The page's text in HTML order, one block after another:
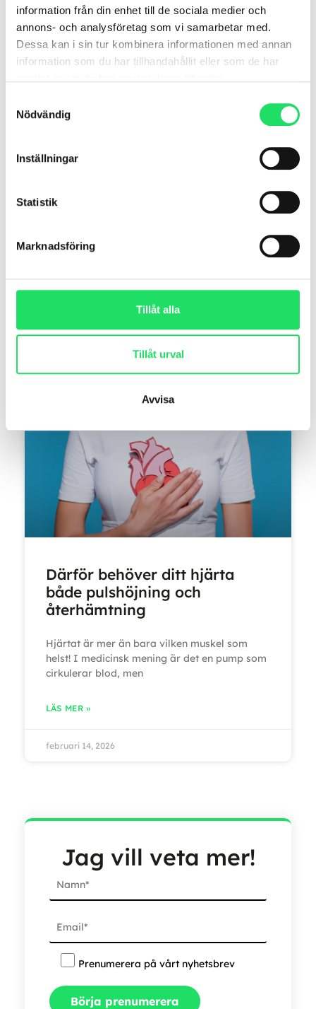
information från din enhet till de sociala medier och
annons- och analysföretag som vi samarbetar med.
Dessa kan i sin tur kombinera informationen med annan
information som du har tillhandahållit eller som de har
Nödvändig
Inställningar
Statistik
Marknadsföring
Tillåt alla
Tillåt urval
Avvisa
tvärtompauser: Så får du mer
energi på jobbet
Återhämtning är en fysiologisk process som
att återgå från belastning till ett balanserat
tillstånd.
Därför behöver ditt hjärta
både pulshöjning och
återhämtning
Hjärtat är mer än bara vilken muskel som
helst! I medicinsk mening är det en pump som
cirkulerar blod, men
LÄS MER »
februari 14, 2026
Jag vill veta mer!
Prenumerera på vårt nyhetsbrev